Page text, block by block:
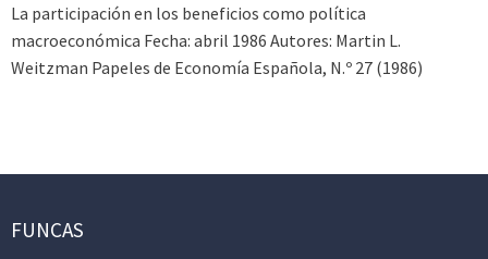
La participación en los beneficios como política
macroeconómica Fecha: abril 1986 Autores: Martin L.
Weitzman Papeles de Economía Española, N.º 27 (1986)
FUNCAS